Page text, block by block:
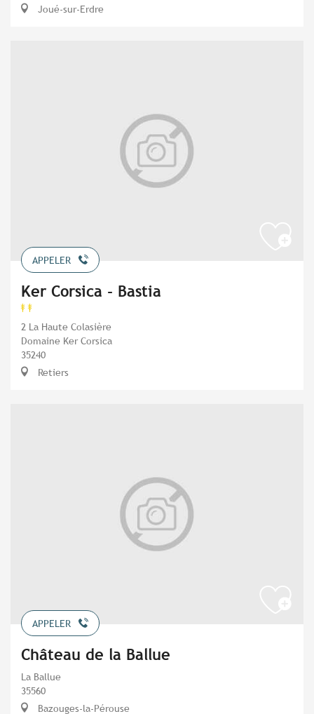
Joué-sur-Erdre
APPELER
Ker Corsica - Bastia
2 La Haute Colasière
Domaine Ker Corsica
35240
Retiers
APPELER
Château de la Ballue
La Ballue
35560
Bazouges-la-Pérouse